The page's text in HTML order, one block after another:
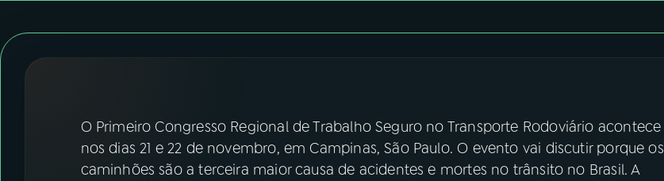
ACOMPANHE A RÁDIO NACIONAL
YouTube Facebook
O Primeiro Congresso Regional de Trabalho Seguro no Transporte Rodoviário acontece
nos dias 21 e 22 de novembro, em Campinas, São Paulo. O evento vai discutir porque os
caminhões são a terceira maior causa de acidentes e mortes no trânsito no Brasil. A